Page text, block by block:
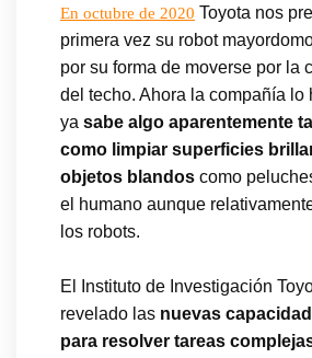
En octubre de 2020 Toyota nos
primera vez su robot
por su forma de moverse por la
del techo. Ahora la compañía lo
ya sabe algo aparentemente
como limpiar superficies
objetos blandos como
el humano aunque
los robots.
El Instituto de Investigación
revelado las nuevas
para resolver tareas